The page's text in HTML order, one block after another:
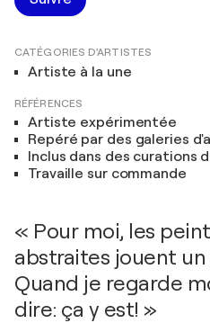
CATÉGORIES D'ARTISTES
Artiste à la une
RÉFÉRENCES
Artiste expérimentée
Repéré par des galeries
Inclus dans des curations
Travaille sur commande
« Pour moi, les
abstraites jouent un
Quand je regarde
dire: ça y est! »